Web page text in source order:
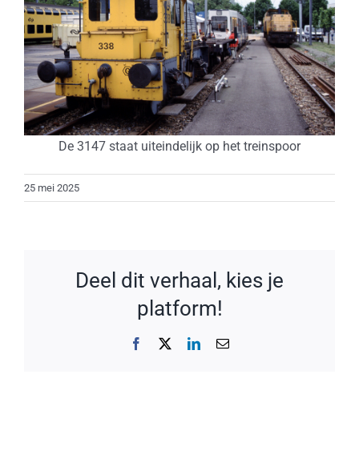
De 3147 staat uiteindelijk op het treinspoor
25 mei 2025
Deel dit verhaal, kies je
platform!
Facebook LinkedIn
E-